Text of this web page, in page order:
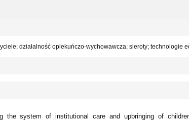
działalność opiekuńczo-wychowawcza; sieroty; technologie
the system of institutional care and upbringing of